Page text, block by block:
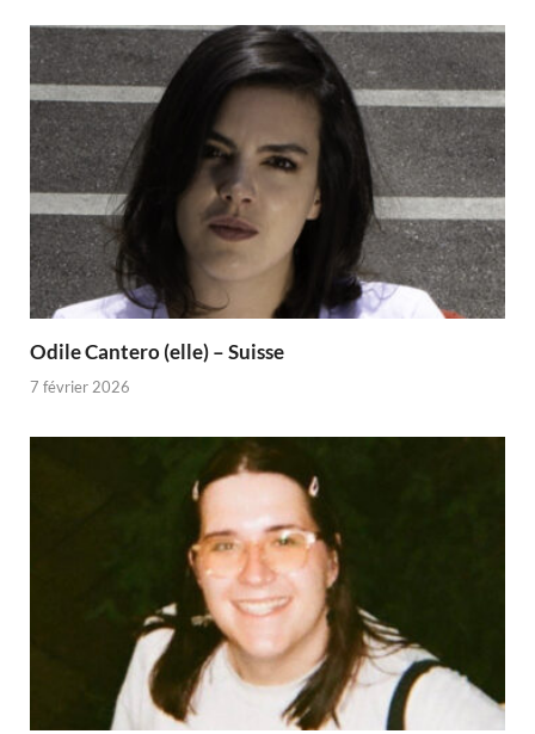
Odile Cantero (elle) – Suisse
7 février 2026